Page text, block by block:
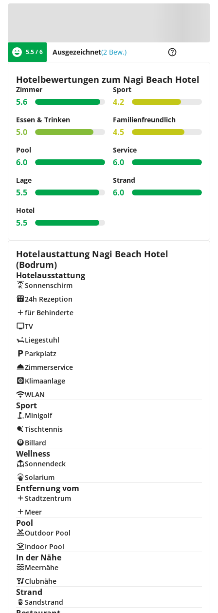
5.5 / 6 Ausgezeichnet(2 Bew.)
Hotelbewertungen zum Nagi Beach Hotel
Zimmer
5.6
Sport
4.2
Essen & Trinken
5.0
Familienfreundlich
4.5
Pool
6.0
Service
6.0
Lage
5.5
Strand
6.0
Hotel
5.5
Hotelaustattung Nagi Beach Hotel
(Bodrum)
Hotelausstattung
Sonnenschirm
24h Rezeption
für Behinderte
TV
Liegestuhl
Parkplatz
Zimmerservice
Klimaanlage
WLAN
Sport
Minigolf
Tischtennis
Billard
Wellness
Sonnendeck
Solarium
Entfernung vom
Stadtzentrum
Meer
Pool
Outdoor Pool
Indoor Pool
In der Nähe
Meernähe
Clubnähe
Strand
Sandstrand